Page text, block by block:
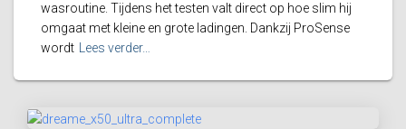
wasroutine. Tijdens het testen valt direct op hoe slim hij
omgaat met kleine en grote ladingen. Dankzij ProSense
wordt Lees verder…